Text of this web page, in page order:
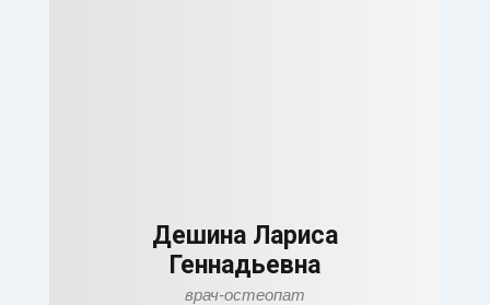
Дешина Лариса
Геннадьевна
врач-остеопат